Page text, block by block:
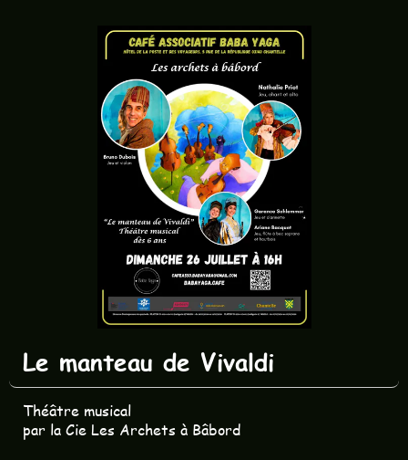
Le manteau de Vivaldi
Théâtre musical
par la Cie Les Archets à Bâbord